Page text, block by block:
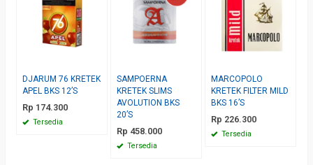
DJARUM 76 KRETEK
APEL BKS 12’S
Rp 174.300
Tersedia
SAMPOERNA
KRETEK SLIMS
AVOLUTION BKS
20’S
Rp 458.000
Tersedia
MARCOPOLO
KRETEK FILTER MILD
BKS 16’S
Rp 226.300
Tersedia